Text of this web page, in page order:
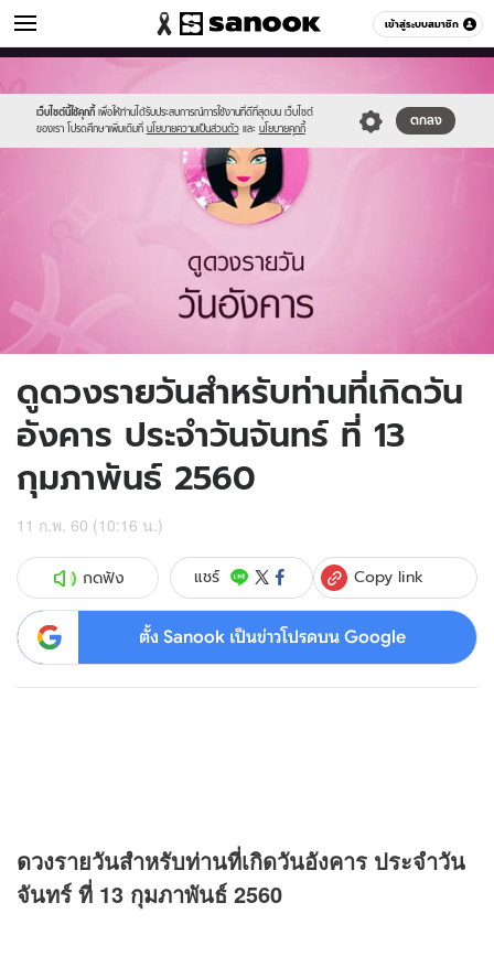
เข้าสู่ระบบสมาชิก
ดูดวง หมวดอื่นๆ
เว็บไซต์นี้ใช้คุกกี้ เพื่อให้ท่านได้รับประสบการณ์การใช้งานที่ดีที่สุดบน เว็บไซต์
ของเรา โปรดศึกษาเพิ่มเติมที่ นโยบายความเป็นส่วนตัว และ นโยบายคุกกี้
ตกลง
new-
sanook.png
ดูดวงรายวันสำหรับท่านที่เกิดวัน
อังคาร ประจำวันจันทร์ ที่ 13
กุมภาพันธ์ 2560
11 ก.พ. 60 (10:16 น.)
กดฟัง แชร์ Copy link
ตั้ง Sanook เป็นข่าวโปรดบน Google
ดวงรายวันสำหรับท่านที่เกิดวันอังคาร ประจำวัน
จันทร์ ที่ 13 กุมภาพันธ์ 2560